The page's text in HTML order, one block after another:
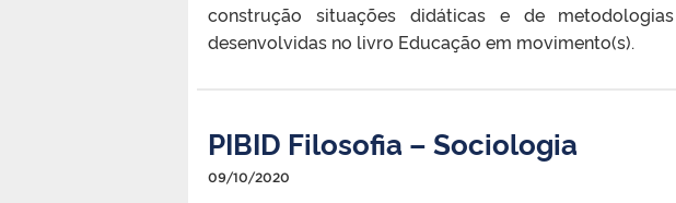
construção situações didáticas e de
desenvolvidas no livro Educação em movimento(s).
PIBID Filosofia – Sociologia
09/10/2020